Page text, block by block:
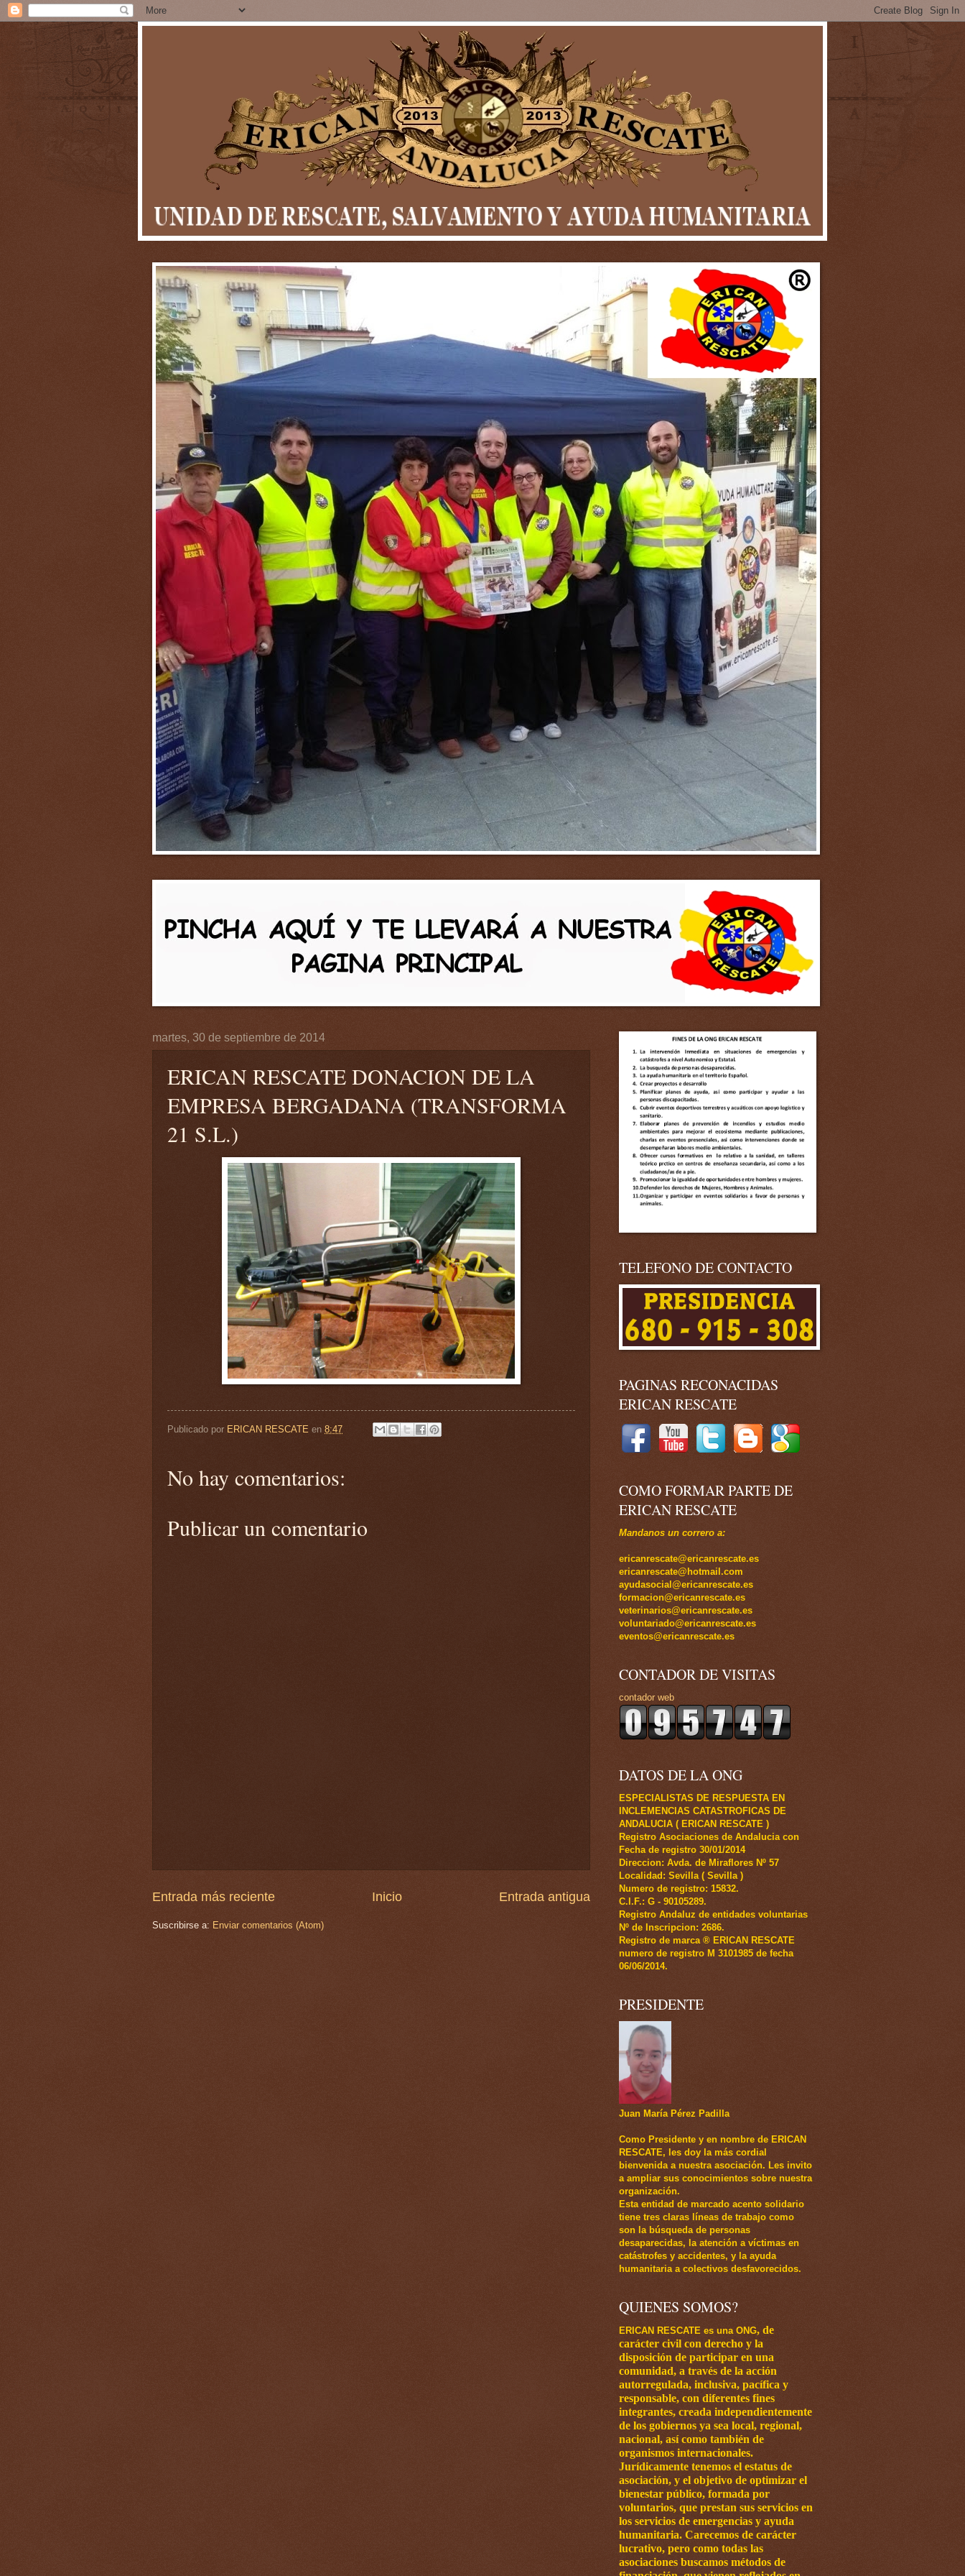
martes, 30 de septiembre de 2014
ERICAN RESCATE DONACION DE LA
EMPRESA BERGADANA (TRANSFORMA
21 S.L.)
Publicado por ERICAN RESCATE en 8:47
No hay comentarios:
Publicar un comentario
Entrada más reciente Entrada antigua
Inicio
Suscribirse a: Enviar comentarios (Atom)
TELEFONO DE CONTACTO
PAGINAS RECONACIDAS
ERICAN RESCATE
COMO FORMAR PARTE DE
ERICAN RESCATE
Mandanos un correro a:
ericanrescate@ericanrescate.es
ericanrescate@hotmail.com
ayudasocial@ericanrescate.es
formacion@ericanrescate.es
veterinarios@ericanrescate.es
voluntariado@ericanrescate.es
eventos@ericanrescate.es
CONTADOR DE VISITAS
contador web
DATOS DE LA ONG
ESPECIALISTAS DE RESPUESTA EN
INCLEMENCIAS CATASTROFICAS DE
ANDALUCIA ( ERICAN RESCATE )
Registro Asociaciones de Andalucia con
Fecha de registro 30/01/2014
Direccion: Avda. de Miraflores Nº 57
Localidad: Sevilla ( Sevilla )
Numero de registro: 15832.
C.I.F.: G - 90105289.
Registro Andaluz de entidades voluntarias
Nº de Inscripcion: 2686.
Registro de marca ® ERICAN RESCATE
numero de registro M 3101985 de fecha
06/06/2014.
PRESIDENTE
Juan María Pérez Padilla
Como Presidente y en nombre de ERICAN
RESCATE, les doy la más cordial
bienvenida a nuestra asociación. Les invito
a ampliar sus conocimientos sobre nuestra
organización.
Esta entidad de marcado acento solidario
tiene tres claras líneas de trabajo como
son la búsqueda de personas
desaparecidas, la atención a víctimas en
catástrofes y accidentes, y la ayuda
humanitaria a colectivos desfavorecidos.
QUIENES SOMOS?
ERICAN RESCATE es una ONG, de
carácter civil con derecho y la
disposición de participar en una
comunidad, a través de la acción
autorregulada, inclusiva, pacífica y
responsable, con diferentes fines
integrantes, creada independientemente
de los gobiernos ya sea local, regional,
nacional, así como también de
organismos internacionales.
Jurídicamente tenemos el estatus de
asociación, y el objetivo de optimizar el
bienestar público, formada por
voluntarios, que prestan sus servicios en
los servicios de emergencias y ayuda
humanitaria. Carecemos de carácter
lucrativo, pero como todas las
asociaciones buscamos métodos de